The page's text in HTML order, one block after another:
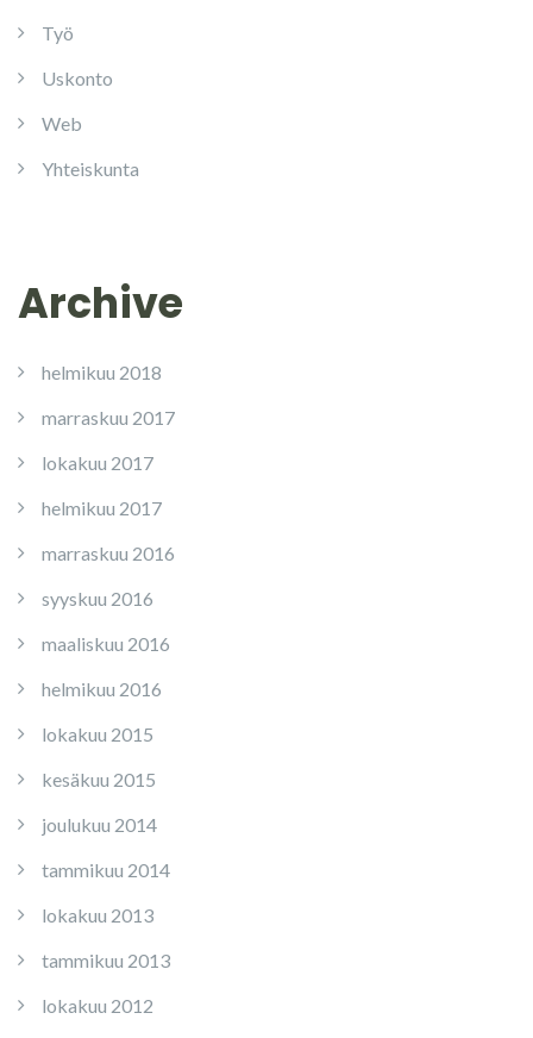
Työ
Uskonto
Web
Yhteiskunta
Archive
helmikuu 2018
marraskuu 2017
lokakuu 2017
helmikuu 2017
marraskuu 2016
syyskuu 2016
maaliskuu 2016
helmikuu 2016
lokakuu 2015
kesäkuu 2015
joulukuu 2014
tammikuu 2014
lokakuu 2013
tammikuu 2013
lokakuu 2012